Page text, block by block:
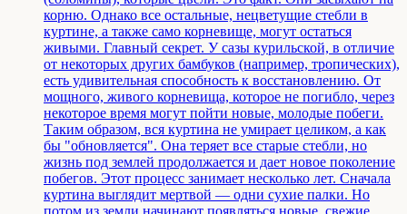
корню. Однако все остальные, нецветущие стебли в
куртине, а также само корневище, могут остаться
живыми. Главный секрет. У сазы курильской, в отличие
от некоторых других бамбуков (например, тропических),
есть удивительная способность к восстановлению. От
мощного, живого корневища, которое не погибло, через
некоторое время могут пойти новые, молодые побеги.
Таким образом, вся куртина не умирает целиком, а как
бы "обновляется". Она теряет все старые стебли, но
жизнь под землей продолжается и дает новое поколение
побегов. Этот процесс занимает несколько лет. Сначала
куртина выглядит мертвой — одни сухие палки. Но